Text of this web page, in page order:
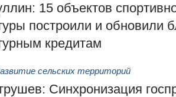
15 объектов
построили и обновили
кредитам
сельских территорий
Синхронизация